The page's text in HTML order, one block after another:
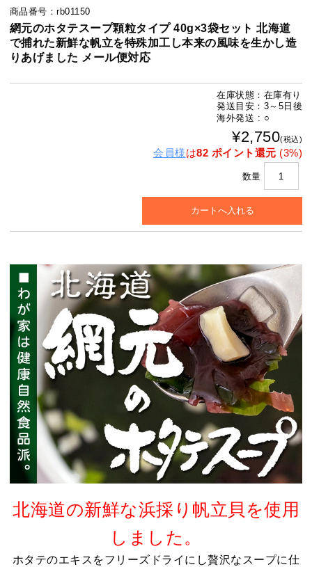
商品番号：rb01150
網元のホタテスープ顆粒タイプ 40g×3袋セット 北海道
で捕れた新鮮な帆立を特殊加工し本来の風味を生かし造
りあげました メール便対応
在庫状態：在庫有り
発送目安：3～5日後
海外発送 : ○
¥2,750(税込)
会員様は82 ポイント還元 (3%)
数量
北海道の新鮮な浜採り帆立貝を使用
しました。
ホタテのエキスをフリーズドライにし贅沢なスープに仕